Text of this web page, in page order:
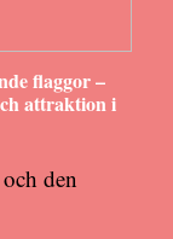
flaggor –
attraktion i
den